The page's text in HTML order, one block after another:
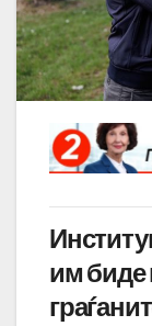
им биде